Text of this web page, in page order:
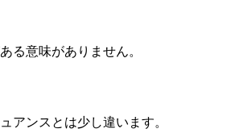
る意味がありません。
アンスとは少し違います。